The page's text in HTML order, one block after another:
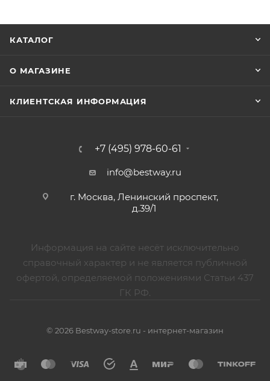
КАТАЛОГ
О МАГАЗИНЕ
КЛИЕНТСКАЯ ИНФОРМАЦИЯ
+7 (495) 978-60-61
info@bestway.ru
г. Москва, Ленинский проспект,
д.39/1
Информация на сайте несёт исключительно
справочный характер и не является публичной
офертой, определяемой положениями Статьи 437
ГК РФ.
© 2026 Bestway-store.ru - интернет-магазин